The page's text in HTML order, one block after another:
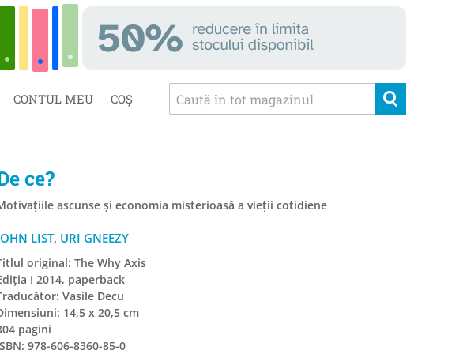
CONTUL MEU COȘ
ce?
ascunse și economia misterioasă a vieții cotidiene
LIST, URI GNEEZY
original: The Why Axis
I 2014, paperback
Vasile Decu
14,5 x 20,5 cm
pagini
978-606-8360-85-0